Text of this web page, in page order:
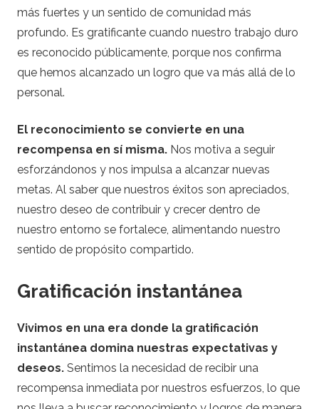
más fuertes y un sentido de comunidad más
profundo. Es gratificante cuando nuestro trabajo duro
es reconocido públicamente, porque nos confirma
que hemos alcanzado un logro que va más allá de lo
personal.
El reconocimiento se convierte en una
recompensa en sí misma. Nos motiva a seguir
esforzándonos y nos impulsa a alcanzar nuevas
metas. Al saber que nuestros éxitos son apreciados,
nuestro deseo de contribuir y crecer dentro de
nuestro entorno se fortalece, alimentando nuestro
sentido de propósito compartido.
Gratificación instantánea
Vivimos en una era donde la gratificación
instantánea domina nuestras expectativas y
deseos. Sentimos la necesidad de recibir una
recompensa inmediata por nuestros esfuerzos, lo que